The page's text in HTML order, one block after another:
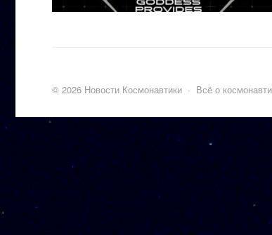
© 2026 Новости Космонавтики · Всё о